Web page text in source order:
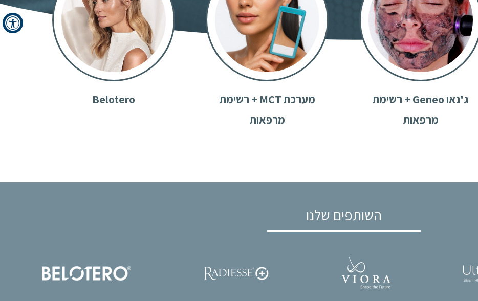
ג'נאו Geneo + רשימת
מרפאות
מערכת MCT + רשימת
מרפאות
Belotero
השותפים שלנו